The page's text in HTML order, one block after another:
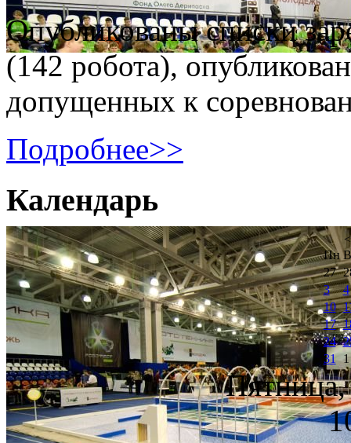
Опубликованы списки
(142 робота),
допущенных к
Подробнее>>
Календарь
<
Пн
27
3
4
10
17
24
31
1
Пятница,